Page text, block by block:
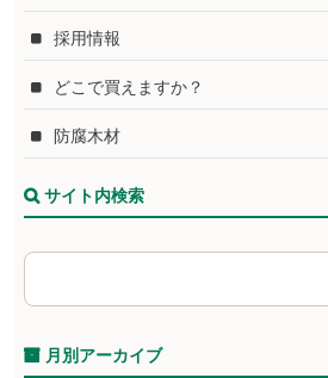
採用情報
どこで買えますか？
防腐木材
サイト内検索
月別アーカイブ